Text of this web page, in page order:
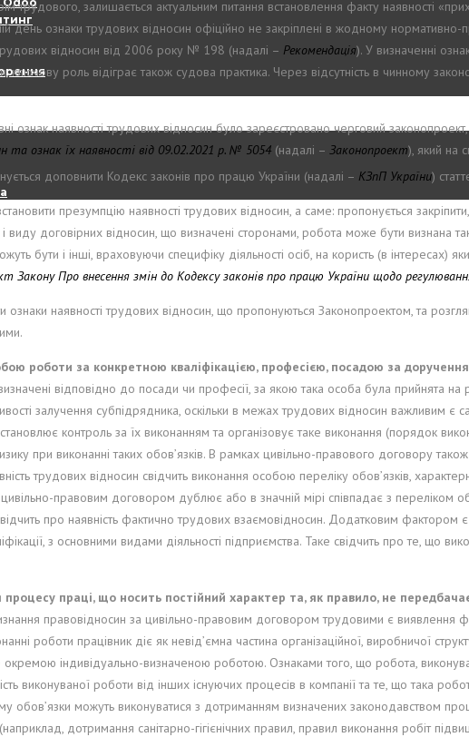
залишається актуальним питання встановлення факту наявності
день ознаки трудових відносин офіційно не закріплені в жодному
відносин від 2006 року № 198 (надалі – Рекомендація). У визначенні
ключову роль відіграє також судова практика. Через відсутність в чинному
ознак наявності трудових відносин було зареєстровано черговий
та ознак їх наявності від 09.02.2021 р. № 5054 (надалі – Законопроект), який на
доповнити Кодекс законів про працю України (надалі – КЗпП України)
презумпцію наявності трудових відносин, а саме: пропонується
виду договірних відносин, що визначені сторонами, робота може бути визнана
бути і інші, враховуючи специфіку діяльності осіб, на користь (в
Закону Про внесення змін до Кодексу законів про працю України щодо
наявності трудових відносин, що пропонуються Законопроектом, та
роботи за конкретною кваліфікацією, професією, посадою за
відповідно до посади чи професії, за якою така особа була прийнята на
залучення субпідрядника, оскільки в межах трудових відносин важливим є
контроль за їх виконанням та організовує таке виконання (порядок
при виконанні таких обов’язків. В рамках цивільно-правового договору
трудових відносин свідчить виконання особою переліку обов’язків,
правовим договором дублює або в значній мірі співпадає з переліком
про наявність фактично трудових взаємовідносин. Додатковим
з основними видами діяльності підприємства. Таке свідчить про те, що
праці, що носить постійний характер та, як правило, не
правовідносин за цивільно-правовим договором трудовими є виявлення
роботи працівник діє як невід’ємна частина організаційної, виробничої
окремою індивідуально-визначеною роботою. Ознаками того, що робота,
виконуваної роботи від інших існуючих процесів в компанії та те, що така
обов’язки можуть виконуватися з дотриманням визначених законодавством
дотримання санітарно-гігієнічних правил, правил виконання робіт